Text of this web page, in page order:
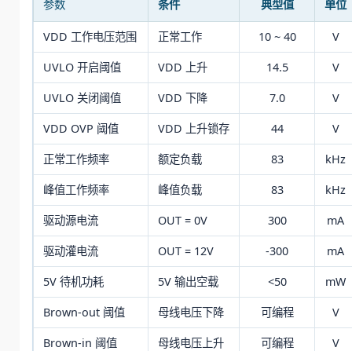
参数 条件 典型值 单位
VDD 工作电压范围 正常工作 10 ~ 40 V
UVLO 开启阈值 VDD 上升 14.5 V
UVLO 关闭阈值 VDD 下降 7.0 V
VDD OVP 阈值 VDD 上升锁存 44 V
正常工作频率 额定负载 83 kHz
峰值工作频率 峰值负载 83 kHz
驱动源电流 OUT = 0V 300 mA
驱动灌电流 OUT = 12V -300 mA
5V 待机功耗 5V 输出空载 <50 mW
Brown-out 阈值 母线电压下降 可编程 V
Brown-in 阈值 母线电压上升 可编程 V